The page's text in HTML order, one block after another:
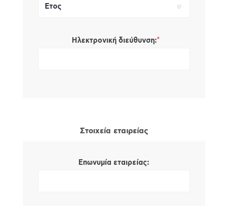
Ηλεκτρονική διεύθυνση:*
Στοιχεία εταιρείας
Επωνυμία εταιρείας: